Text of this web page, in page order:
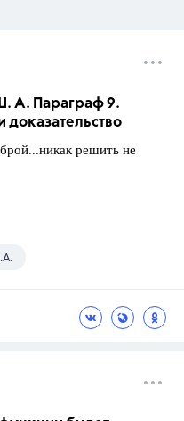
А. Параграф 9.
решить не